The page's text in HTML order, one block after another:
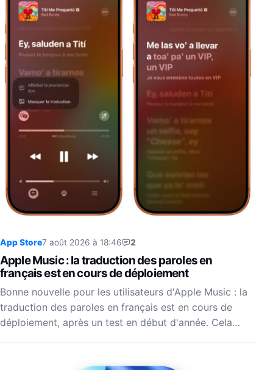
App Store7 août 2026 à 18:46 2
Apple Music : la traduction des paroles en
français est en cours de déploiement
Bonne nouvelle pour les utilisateurs d'Apple Music : la
traduction des paroles en français est en cours de
déploiement, après un test en début d'année. Cela…